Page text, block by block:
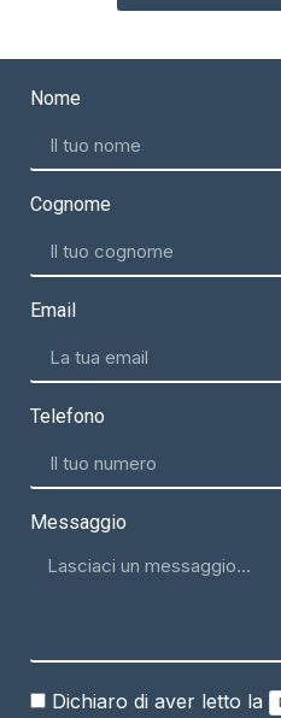
Nome
Cognome
Email
Telefono
Messaggio
Dichiaro di aver letto la